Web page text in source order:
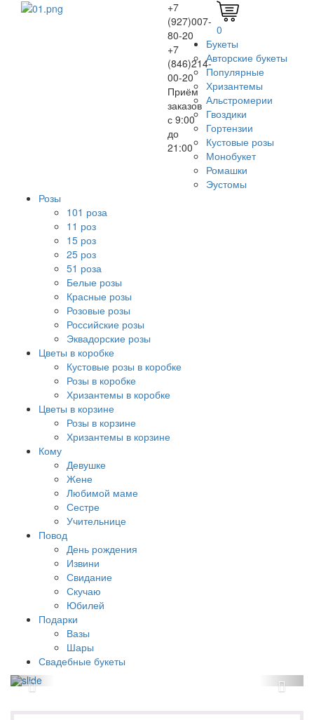
+7
(927)007-
80-20
+7
(846)214-
00-20
Приём
заказов
с 9:00
до
21:00
0
Букеты
Авторские букеты
Популярные
Хризантемы
Альстромерии
Гвоздики
Гортензии
Кустовые розы
Монобукет
Ромашки
Эустомы
Розы
101 роза
11 роз
15 роз
25 роз
51 роза
Белые розы
Красные розы
Розовые розы
Российские розы
Эквадорские розы
Цветы в коробке
Кустовые розы в коробке
Розы в коробке
Хризантемы в коробке
Цветы в корзине
Розы в корзине
Хризантемы в корзине
Кому
Девушке
Жене
Любимой маме
Сестре
Учительнице
Повод
День рождения
Извини
Свидание
Скучаю
Юбилей
Подарки
Вазы
Шары
Свадебные букеты
Previous Next